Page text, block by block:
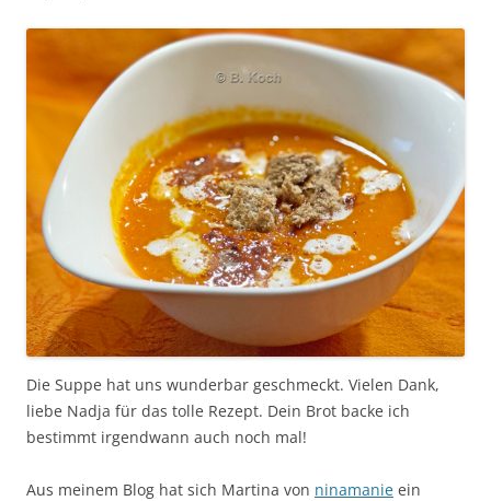
Die Suppe hat uns wunderbar geschmeckt. Vielen Dank,
liebe Nadja für das tolle Rezept. Dein Brot backe ich
bestimmt irgendwann auch noch mal!
Aus meinem Blog hat sich Martina von ninamanie ein